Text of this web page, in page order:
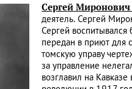
Сергей
деятель. Сергей
Сергей воспитывался
передан в приют для
томскую управу
за управление
возглавил на